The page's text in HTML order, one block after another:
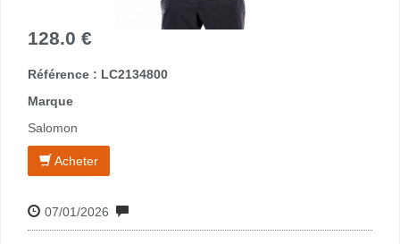
128.0 €
Référence : LC2134800
Marque
Salomon
Acheter
07/01/2026